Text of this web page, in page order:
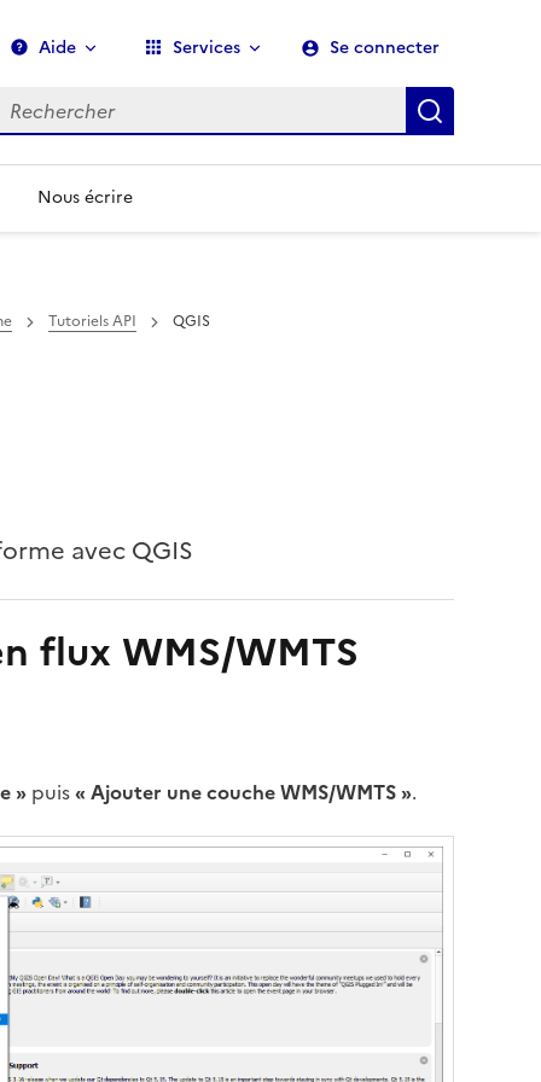
Aide Services Se connecter
Nous écrire
Tutoriels API QGIS
avec QGIS
flux WMS/WMTS
»puis« Ajouter une couche WMS/WMTS ».